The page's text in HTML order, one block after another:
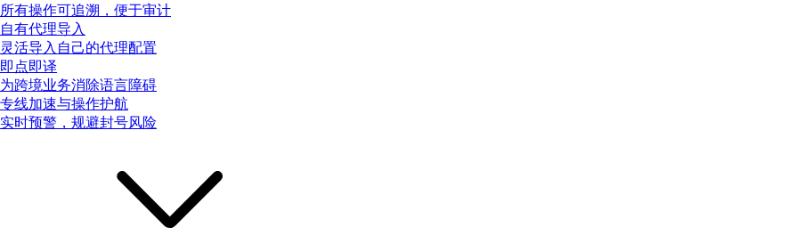
所有操作可追溯，便于审计
自有代理导入
灵活导入自己的代理配置
即点即译
为跨境业务消除语言障碍
专线加速与操作护航
实时预警，规避封号风险